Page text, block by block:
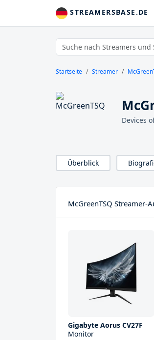
STREAMERSBASE.DE
Startseite Streamer
Devices
Überblick
McGreenTSQ Streamer-
Gigabyte Aorus CV27F
Monitor